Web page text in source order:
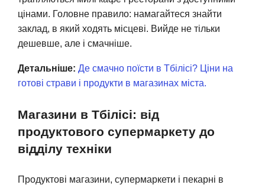
цінами. Головне правило: намагайтеся знайти
заклад, в який ходять місцеві. Вийде не тільки
дешевше, але і смачніше.
Детальніше: Де смачно поїсти в Тбілісі? Ціни на
готові страви і продукти в магазинах міста.
Магазини в Тбілісі: від
продуктового супермаркету до
відділу техніки
Продуктові магазини, супермаркети і пекарні в